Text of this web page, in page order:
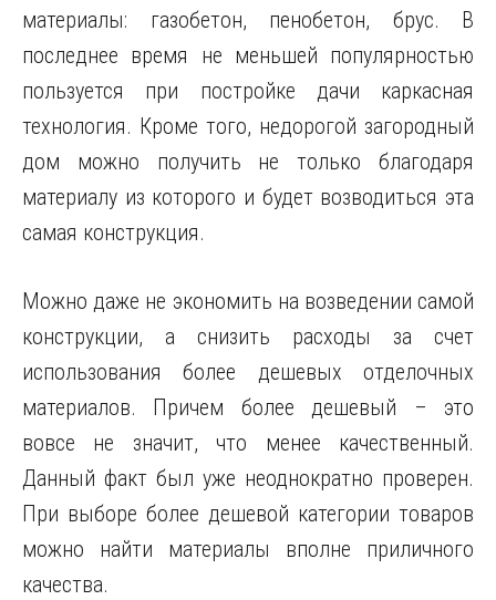
материалы: газобетон, пенобетон, брус. В
последнее время не меньшей популярностью
пользуется при постройке дачи каркасная
технология. Кроме того, недорогой загородный
дом можно получить не только благодаря
материалу из которого и будет возводиться эта
самая конструкция.
Можно даже не экономить на возведении самой
конструкции, а снизить расходы за счет
использования более дешевых отделочных
материалов. Причем более дешевый – это
вовсе не значит, что менее качественный.
Данный факт был уже неоднократно проверен.
При выборе более дешевой категории товаров
можно найти материалы вполне приличного
качества.